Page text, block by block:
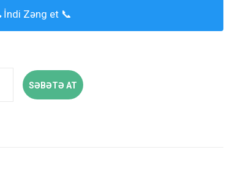
İndi Zəng et 📞
SƏBƏTƏ AT